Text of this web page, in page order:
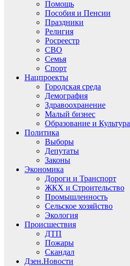
Помощь
Пособия и Пенсии
Праздники
Религия
Росреестр
СВО
Семья
Спорт
Нацпроекты
Городская среда
Демография
Здравоохранение
Малый бизнес
Образование и Культура
Политика
Выборы
Депутаты
Законы
Экономика
Дороги и Транспорт
ЖКХ и Строительство
Промышленность
Сельское хозяйство
Экология
Происшествия
ДТП
Пожары
Скандал
Дзен.Новости